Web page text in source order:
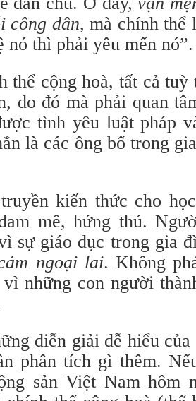
công dân, mà chính thể
nó thì phải yêu mến nó”.
thể cộng hoà, tất cả
do đó mà phải quan
tình yêu luật pháp
là các ông bố trong
kiến thức cho
mê, hứng thú.
sự giáo dục trong gia
ngoại lai. Không
những con người
diễn giải dễ hiểu
phân tích gì thêm.
sản Việt Nam hôm